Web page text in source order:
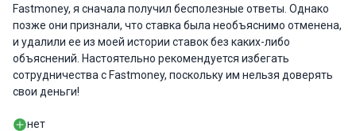
Fastmoney, я сначала получил бесполезные ответы. Однако
позже они признали, что ставка была необъяснимо отменена,
и удалили ее из моей истории ставок без каких-либо
объяснений. Настоятельно рекомендуется избегать
сотрудничества с Fastmoney, поскольку им нельзя доверять
свои деньги!
нет